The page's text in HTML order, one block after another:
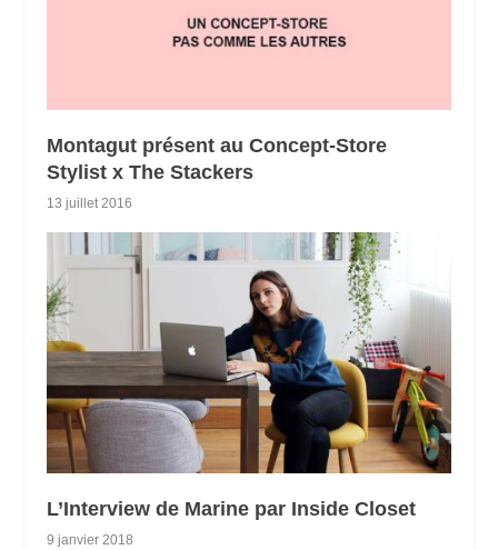
Montagut présent au Concept-Store
Stylist x The Stackers
13 juillet 2016
L’Interview de Marine par Inside Closet
9 janvier 2018